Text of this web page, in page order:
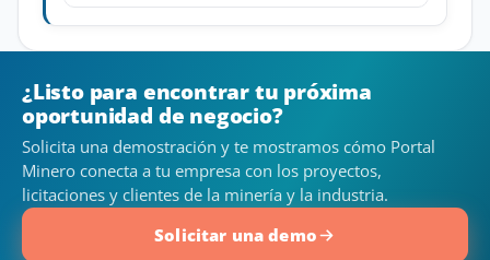
¿Listo para encontrar tu próxima
oportunidad de negocio?
Solicita una demostración y te mostramos cómo Portal
Minero conecta a tu empresa con los proyectos,
licitaciones y clientes de la minería y la industria.
Solicitar una demo